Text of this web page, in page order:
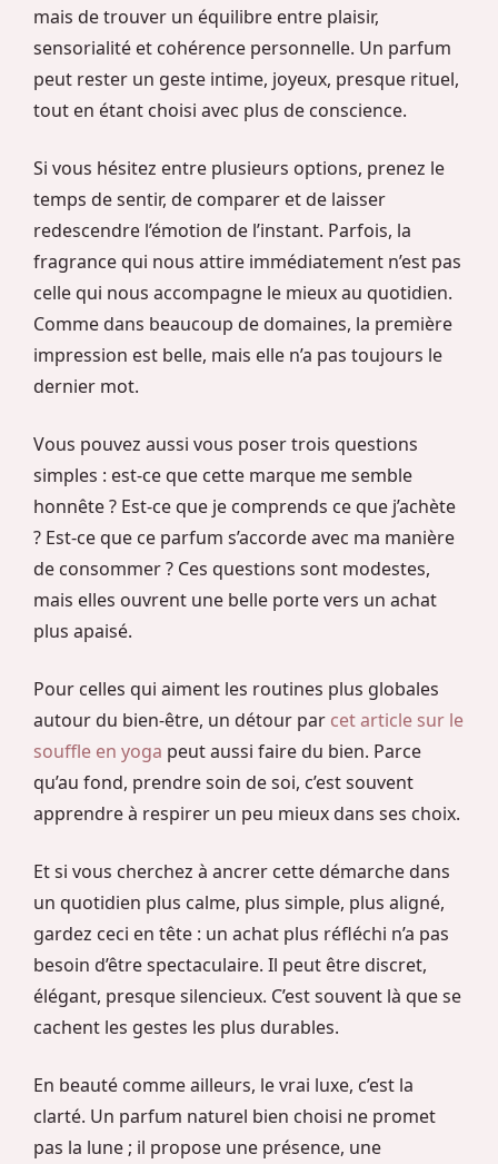
mais de trouver un équilibre entre plaisir,
sensorialité et cohérence personnelle. Un parfum
peut rester un geste intime, joyeux, presque rituel,
tout en étant choisi avec plus de conscience.
Si vous hésitez entre plusieurs options, prenez le
temps de sentir, de comparer et de laisser
redescendre l’émotion de l’instant. Parfois, la
fragrance qui nous attire immédiatement n’est pas
celle qui nous accompagne le mieux au quotidien.
Comme dans beaucoup de domaines, la première
impression est belle, mais elle n’a pas toujours le
dernier mot.
Vous pouvez aussi vous poser trois questions
simples : est-ce que cette marque me semble
honnête ? Est-ce que je comprends ce que j’achète
? Est-ce que ce parfum s’accorde avec ma manière
de consommer ? Ces questions sont modestes,
mais elles ouvrent une belle porte vers un achat
plus apaisé.
Pour celles qui aiment les routines plus globales
autour du bien-être, un détour par cet article sur le
souffle en yoga peut aussi faire du bien. Parce
qu’au fond, prendre soin de soi, c’est souvent
apprendre à respirer un peu mieux dans ses choix.
Et si vous cherchez à ancrer cette démarche dans
un quotidien plus calme, plus simple, plus aligné,
gardez ceci en tête : un achat plus réfléchi n’a pas
besoin d’être spectaculaire. Il peut être discret,
élégant, presque silencieux. C’est souvent là que se
cachent les gestes les plus durables.
En beauté comme ailleurs, le vrai luxe, c’est la
clarté. Un parfum naturel bien choisi ne promet
pas la lune ; il propose une présence, une